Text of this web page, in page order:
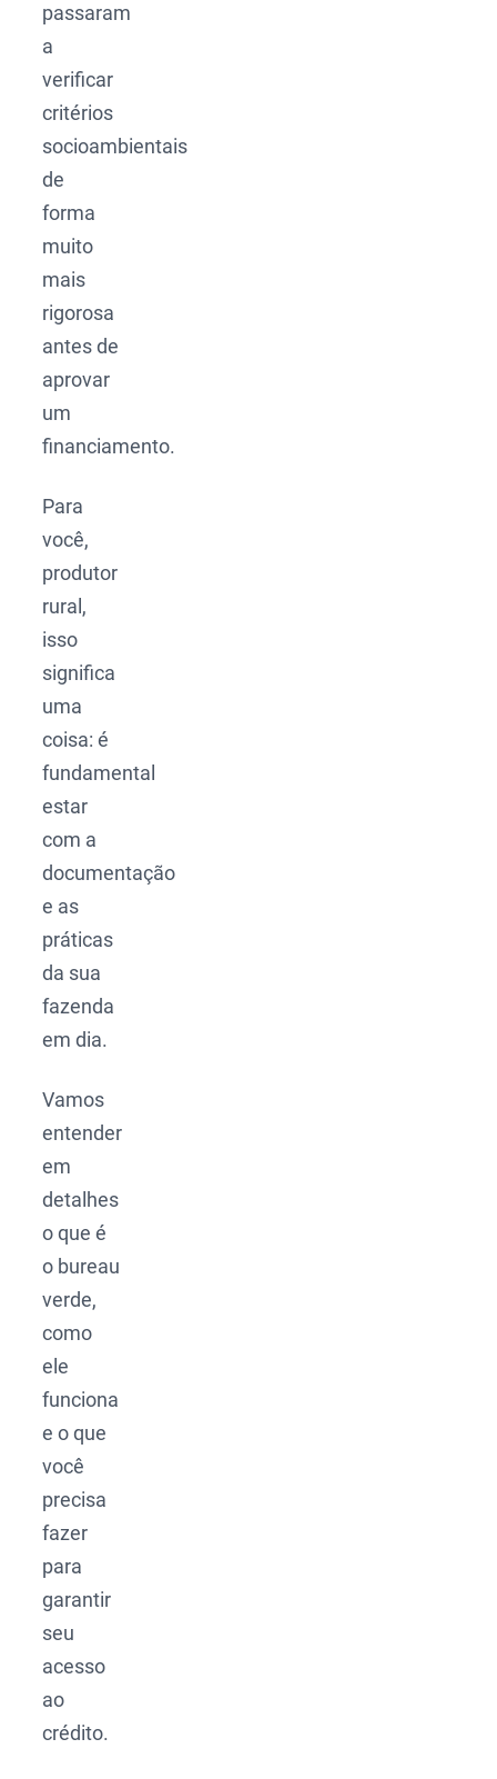
passaram
a
verificar
critérios
socioambientais
de
forma
muito
mais
rigorosa
antes de
aprovar
um
financiamento.
Para
você,
produtor
rural,
isso
significa
uma
coisa: é
fundamental
estar
com a
documentação
e as
práticas
da sua
fazenda
em dia.
Vamos
entender
em
detalhes
o que é
o bureau
verde,
como
ele
funciona
e o que
você
precisa
fazer
para
garantir
seu
acesso
ao
crédito.